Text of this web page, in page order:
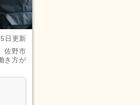
日更新
佐野市
き方が